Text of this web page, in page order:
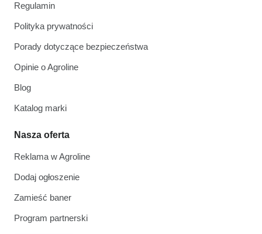
Regulamin
Polityka prywatności
Porady dotyczące bezpieczeństwa
Opinie o Agroline
Blog
Katalog marki
Nasza oferta
Reklama w Agroline
Dodaj ogłoszenie
Zamieść baner
Program partnerski